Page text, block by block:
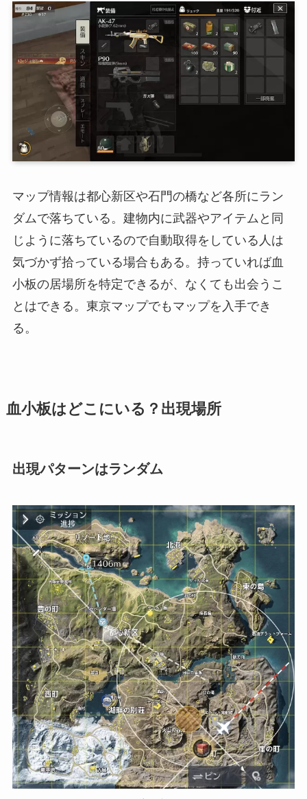
マップ情報は都心新区や石門の橋など各所にラン
ダムで落ちている。建物内に武器やアイテムと同
じように落ちているので自動取得をしている人は
気づかず拾っている場合もある。持っていれば血
小板の居場所を特定できるが、なくても出会うこ
とはできる。東京マップでもマップを入手でき
る。
血小板はどこにいる？出現場所
出現パターンはランダム